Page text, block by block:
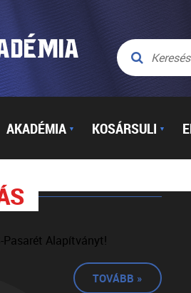
AKADÉMIA ▼ KOSÁRSULI ▼
Pasarét Alapítványt!
TOVÁBB »